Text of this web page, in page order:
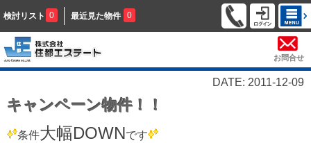
検討リスト 0 最近見た物件 0
お問合せ
DATE: 2011-12-09
キャンペーン物件！！
条件大幅DOWNです